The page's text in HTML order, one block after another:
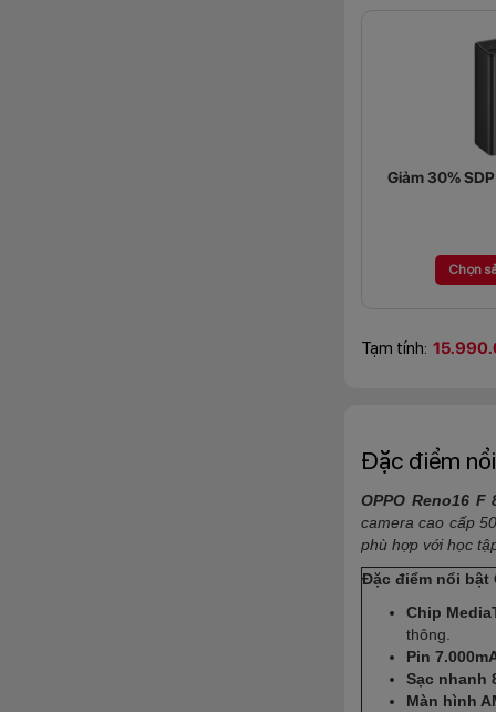
Giảm 30%
Chọn
Tạm tính:
Đặc điểm
OPPO Reno16 F
camera cao cấp
phù hợp với học
Đặc điểm nổi bật
Chip
thông.
Pin
Sạc nhanh
Màn hình